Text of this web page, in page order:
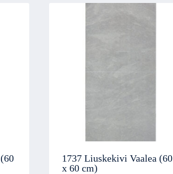
1737 Liuskekivi Vaalea (60
x 60 cm)